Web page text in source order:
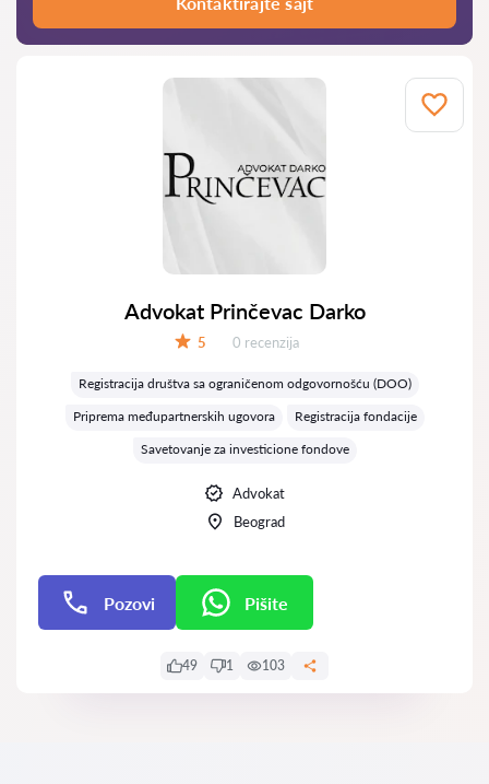
Advokat Prinčevac Darko
5 Recenzija:
0 recenzija
Registracija društva sa ograničenom odgovornošću (DOO)
Priprema međupartnerskih ugovora
Registracija fondacije
Savetovanje za investicione fondove
Advokat
Beograd
Pozovi Pišite
49 1 103